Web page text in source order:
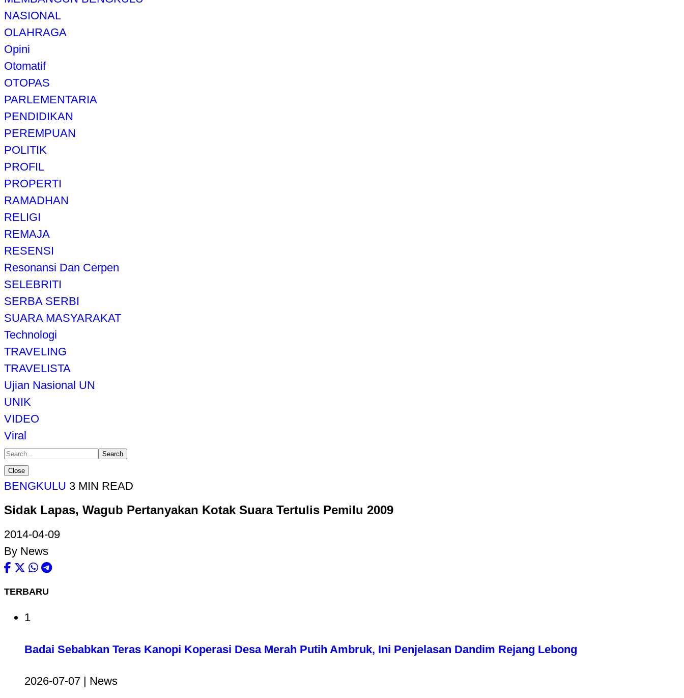
NASIONAL
OLAHRAGA
Opini
Otomatif
OTOPAS
PARLEMENTARIA
PENDIDIKAN
PEREMPUAN
POLITIK
PROFIL
PROPERTI
RAMADHAN
RELIGI
REMAJA
RESENSI
Resonansi Dan Cerpen
SELEBRITI
SERBA SERBI
SUARA MASYARAKAT
Technologi
TRAVELING
TRAVELISTA
Ujian Nasional UN
UNIK
VIDEO
Viral
Search
Close
BENGKULU 3 MIN READ
Sidak Lapas, Wagub Pertanyakan Kotak Suara Tertulis Pemilu 2009
2014-04-09
By News
TERBARU
1
Badai Sebabkan Teras Kanopi Koperasi Desa Merah Putih Ambruk, Ini Penjelasan Dandim Rejang Lebong
2026-07-07 | News